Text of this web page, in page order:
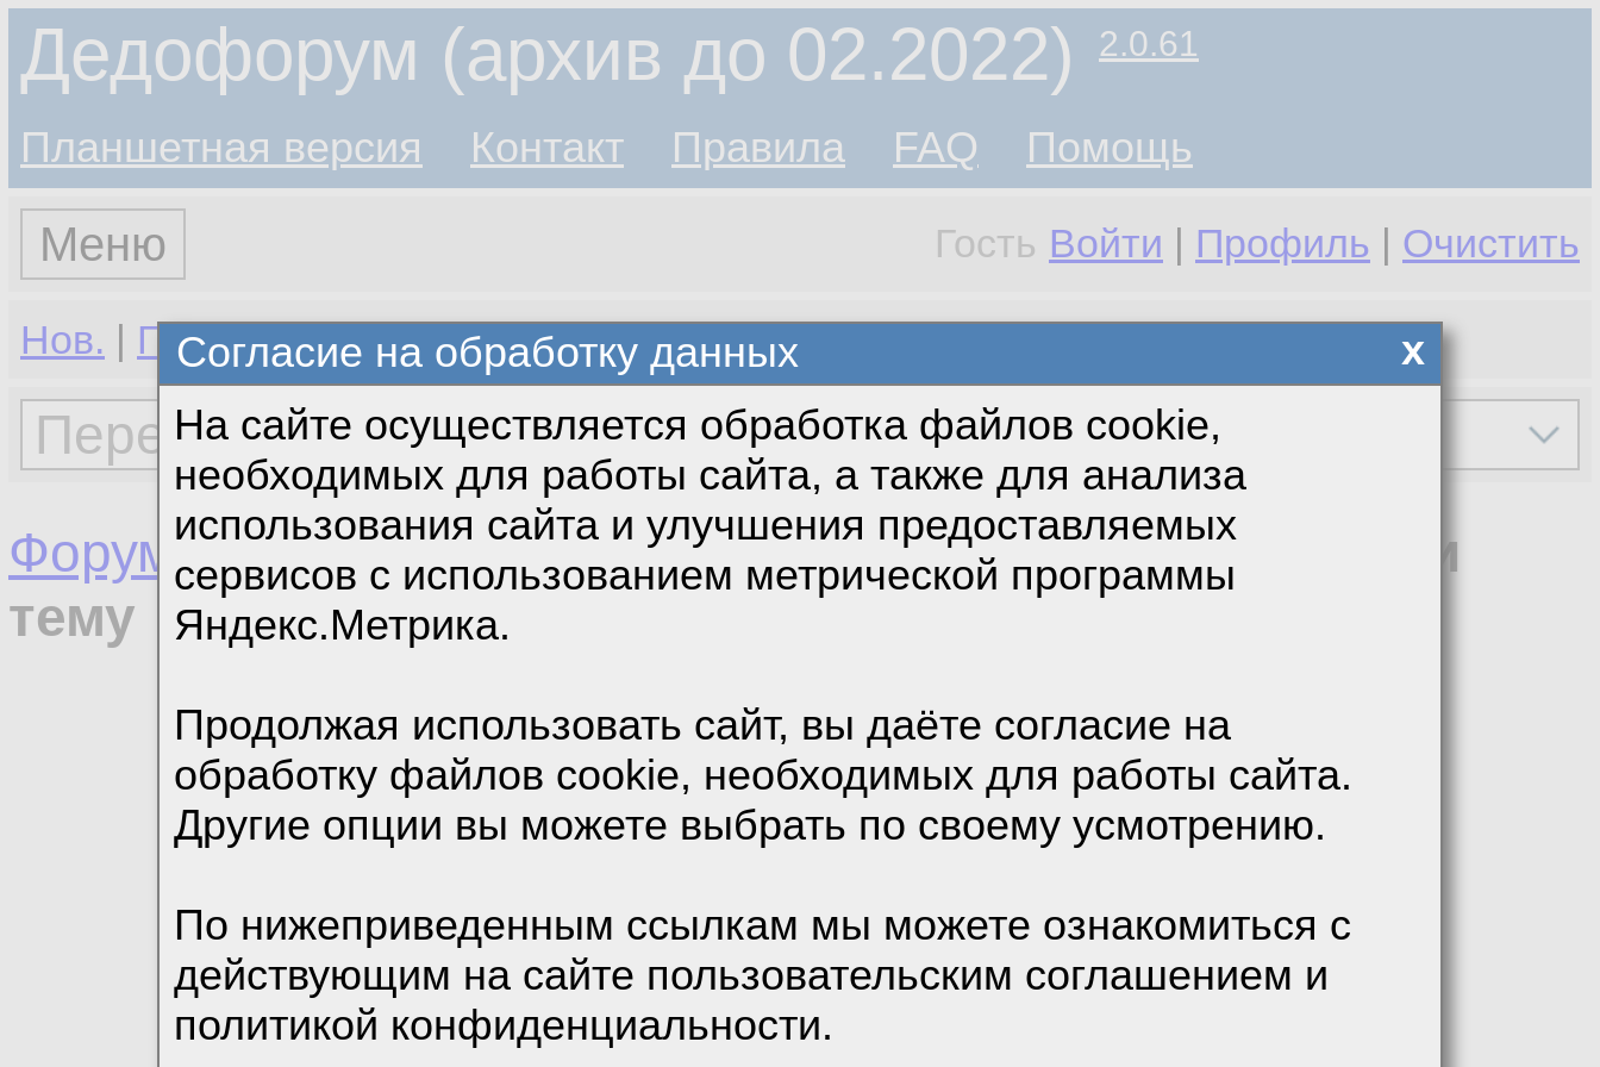
Дедофорум (архив до 02.2022) 2.0.61
Планшетная версия Контакт Правила FAQ Помощь
Меню Гость Войти | Профиль | Очистить
Нов. | Гор.|Избр.
Форумы /Вопросы по IT /Поиск работы в АйТи /
Читали
тему
Читали тему: Поиск работы в АйТи
Согласие на обработку данных
x
На сайте осуществляется обработка файлов cookie,
необходимых для работы сайта, а также для анализа
использования сайта и улучшения предоставляемых
сервисов с использованием метрической программы
Яндекс.Метрика.
Продолжая использовать сайт, вы даёте согласие на
обработку файлов cookie, необходимых для работы сайта.
Другие опции вы можете выбрать по своему усмотрению.
По нижеприведенным ссылкам мы можете ознакомиться с
действующим на сайте пользовательским соглашением и
политикой конфиденциальности.